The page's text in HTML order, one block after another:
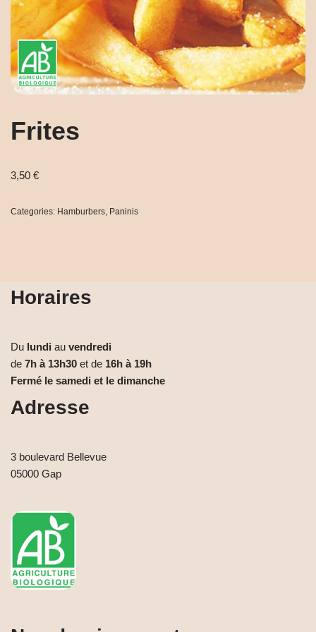
Frites
3,50 €
Categories: Hamburbers, Paninis
Horaires
Du lundi au vendredi
de 7h à 13h30 et de 16h à 19h
Fermé le samedi et le dimanche
Adresse
3 boulevard Bellevue
05000 Gap